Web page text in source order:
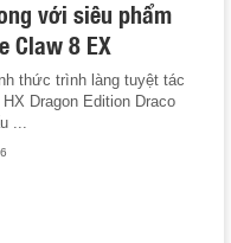
với siêu phẩm
Claw 8 EX
thức trình làng tuyệt tác
Dragon Edition Draco
...